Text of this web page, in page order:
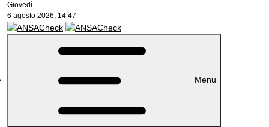
Giovedì
6 agosto 2026, 14:47
Menu